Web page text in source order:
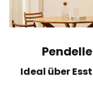
Ideal über